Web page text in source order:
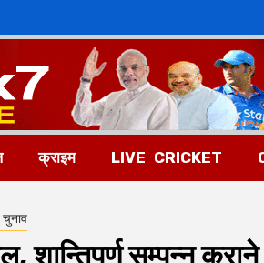
क्राइम LIVE CRICKET
शान्तिपूर्ण सम्पन्न